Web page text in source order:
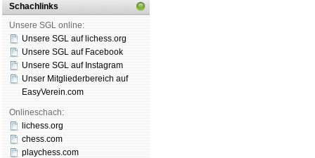
Schachlinks
Unsere SGL online:
Unsere SGL auf li­chess.org
Unsere SGL auf Face­book
Unsere SGL auf Insta­gram
Unser Mitgliederbereich auf
EasyVerein.com
Onlineschach:
lichess.org
chess.com
playchess.com